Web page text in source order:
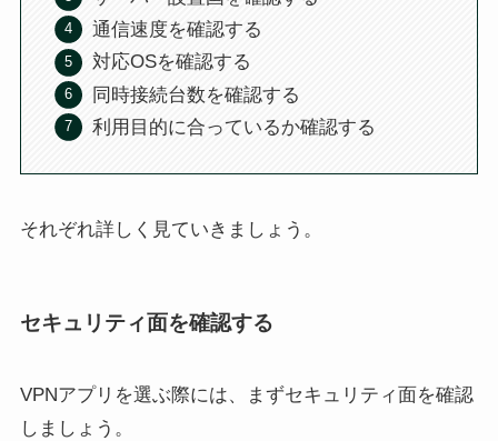
通信速度を確認する
対応OSを確認する
同時接続台数を確認する
利用目的に合っているか確認する
それぞれ詳しく見ていきましょう。
セキュリティ面を確認する
VPNアプリを選ぶ際には、まずセキュリティ面を確認
しましょう。